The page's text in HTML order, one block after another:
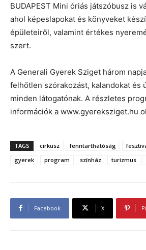
BUDAPEST Mini óriás játszóbusz is
ahol képeslapokat és könyveket
épületeiről, valamint értékes
szert.
A Generali Gyerek Sziget három
felhőtlen szórakozást, kalandokat és
minden látogatónak. A részletes
információk a www.gyereksziget.hu
TAGS cirkusz fenntarthatóság
gyerek
program színház turizmus
Facebook X